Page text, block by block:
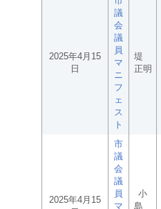
2025年4月15
日
議
会
議
員
マ
ニ
フ
ェ
ス
ト
堤
正明
2025年4月15
市
議
会
議
員
マ
小
島